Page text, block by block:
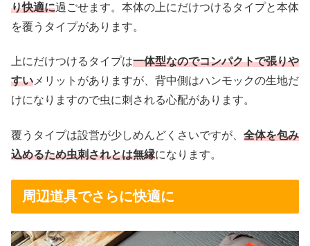
り快適に過ごせます。本体の上にだけつけるタイプと本体
を覆うタイプがあります。
上にだけつけるタイプは一体型なのでコンパクトで張りや
すい メリットがありますが、背中側はハンモックの生地だ
けになりますので虫に刺される心配があります。
覆うタイプは設営が少しめんどくさいですが、 全体を包み
込めるため虫刺されとは無縁になります。
周辺道具でさらに快適に